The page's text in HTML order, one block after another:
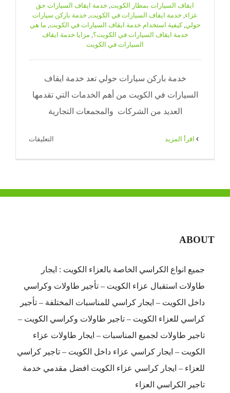
ايقاف السيارات بمطار الكويت خدمة ايقاف السيارات حق
عزاء خدمة ايقاف السيارات في الكويت خدمة باركن سيارات
حولي ,كيفية استخدام خدمة ايقاف السيارات في الكويت ما هي
خدمة ايقاف السيارات في الكويت؟ مزايا خدمة ايقاف
السيارات في الكويت
خدمة باركن سيارات حولي تعد خدمة ايقاف
السيارات في الكويت من أهم الخدمات التي تقدمها
العديد من الشركات والمجمعات التجارية
التعليقات
ABOUT
جميع انواع الكراسي الخاصة بالعزاء الكويت : ايجار
طاولات استقبال عزاء الكويت – تأجير طاولات وكراسي
داخل الكويت – ايجار كراسي للمناسبات المختلفة – تأجير
كراسي للعزاء الكويت – تاجير طاولات وكراسي الكويت –
تاجير طاولات لجميع المناسبات – ايجار طاولات عزاء
الكويت – ايجار كراسي عزاء داخل الكويت – تاجير كراسي
للعزاء – ايجار كراسي عزاء الكويت افضل مقدمي خدمة
تاجير الكراسي العزاء